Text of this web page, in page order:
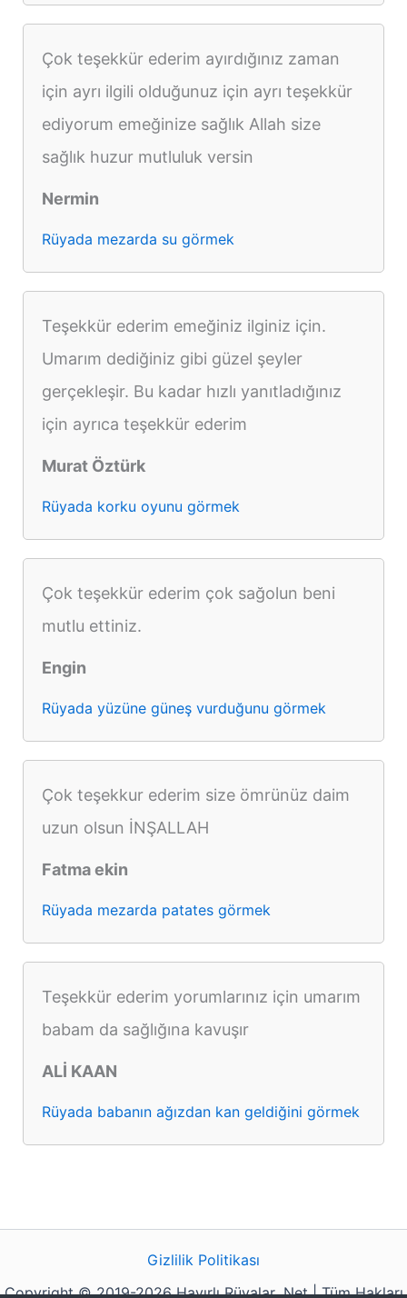
Çok teşekkür ederim ayırdığınız zaman
için ayrı ilgili olduğunuz için ayrı teşekkür
ediyorum emeğinize sağlık Allah size
sağlık huzur mutluluk versin
Nermin
Rüyada mezarda su görmek
Teşekkür ederim emeğiniz ilginiz için.
Umarım dediğiniz gibi güzel şeyler
gerçekleşir. Bu kadar hızlı yanıtladığınız
için ayrıca teşekkür ederim
Murat Öztürk
Rüyada korku oyunu görmek
Çok teşekkür ederim çok sağolun beni
mutlu ettiniz.
Engin
Rüyada yüzüne güneş vurduğunu görmek
Çok teşekkur ederim size ömrünüz daim
uzun olsun İNŞALLAH
Fatma ekin
Rüyada mezarda patates görmek
Teşekkür ederim yorumlarınız için umarım
babam da sağlığına kavuşır
ALİ KAAN
Rüyada babanın ağızdan kan geldiğini görmek
Gizlilik Politikası
Copyright © 2019-2026 Hayırlı Rüyalar .Net | Tüm Hakları